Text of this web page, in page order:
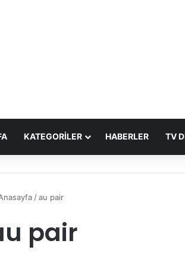
KATEGORILER HABERLER TV
/au pair
pair